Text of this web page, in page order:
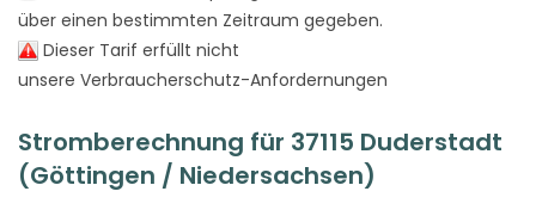
über einen bestimmten Zeitraum gegeben.
Dieser Tarif erfüllt nicht
unsere Verbraucherschutz-Anfordernungen
Stromberechnung für 37115 Duderstadt
(Göttingen / Niedersachsen)